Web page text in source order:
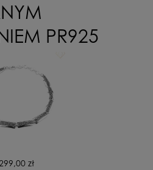
PR925
299,00 zł